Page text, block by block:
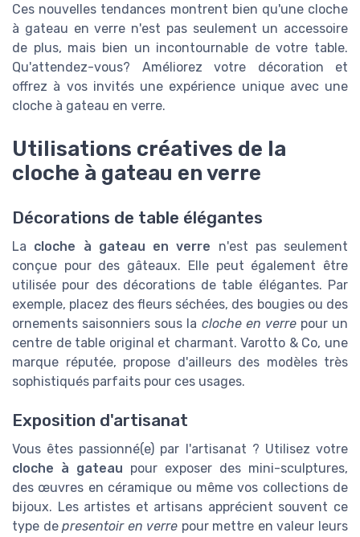
Ces nouvelles tendances montrent bien qu'une cloche
à gateau en verre n'est pas seulement un accessoire
de plus, mais bien un incontournable de votre table.
Qu'attendez-vous? Améliorez votre décoration et
offrez à vos invités une expérience unique avec une
cloche à gateau en verre.
Utilisations créatives de la
cloche à gateau en verre
Décorations de table élégantes
La cloche à gateau en verre n'est pas seulement
conçue pour des gâteaux. Elle peut également être
utilisée pour des décorations de table élégantes. Par
exemple, placez des fleurs séchées, des bougies ou des
ornements saisonniers sous la cloche en verrepour un
centre de table original et charmant. Varotto & Co, une
marque réputée, propose d'ailleurs des modèles très
sophistiqués parfaits pour ces usages.
Exposition d'artisanat
Vous êtes passionné(e) par l'artisanat ? Utilisez votre
cloche à gateau pour exposer des mini-sculptures,
des œuvres en céramique ou même vos collections de
bijoux. Les artistes et artisans apprécient souvent ce
type depresentoir en verre pour mettre en valeur leurs